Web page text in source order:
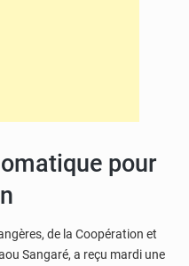
pour
de la Coopération et
Sangaré, a reçu mardi une